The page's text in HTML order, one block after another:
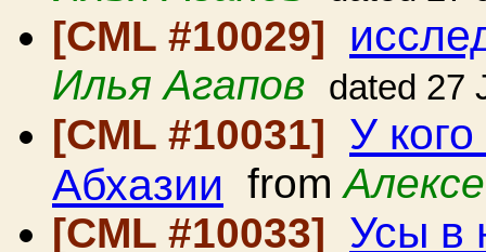
[CML #10029]
Илья Агапов dated 27
[CML #10031] У
Абхазии from
[CML #10033] Усы в